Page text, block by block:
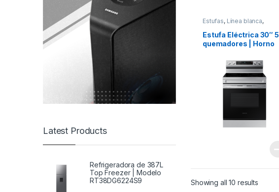
Estufas, Línea blanca,
Estufa Eléctrica 30″ 5
quemadores | Horno
ft3 | AirFryer y Control
WiFi | Modelo
NE63A6311SS
Showing all 10 results
Latest Products
Refrigeradora de 387L
Top Freezer | Modelo
RT38DG6224S9